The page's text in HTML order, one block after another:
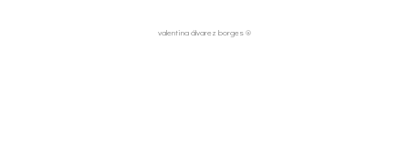
valentina álvarez borges ®